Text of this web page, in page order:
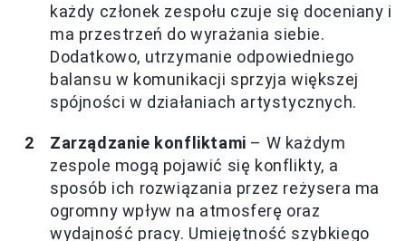
każdy członek zespołu czuje się doceniany i
ma przestrzeń do wyrażania siebie.
Dodatkowo, utrzymanie odpowiedniego
balansu w komunikacji sprzyja większej
spójności w działaniach artystycznych.
Zarządzanie konfliktami – W każdym
zespole mogą pojawić się konflikty, a
sposób ich rozwiązania przez reżysera ma
ogromny wpływ na atmosferę oraz
wydajność pracy. Umiejętność szybkiego